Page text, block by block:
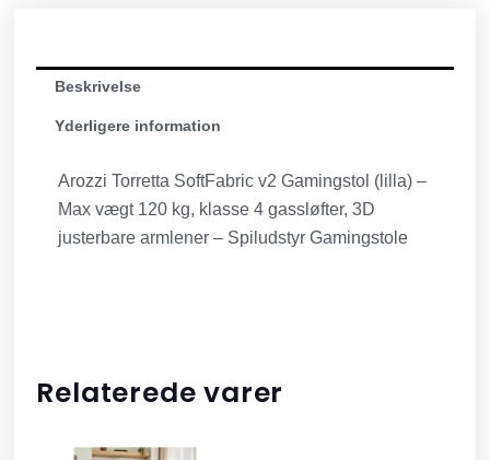
Beskrivelse
Yderligere information
Arozzi Torretta SoftFabric v2 Gamingstol (lilla) –
Max vægt 120 kg, klasse 4 gassløfter, 3D
justerbare armlener – Spiludstyr Gamingstole
Relaterede varer